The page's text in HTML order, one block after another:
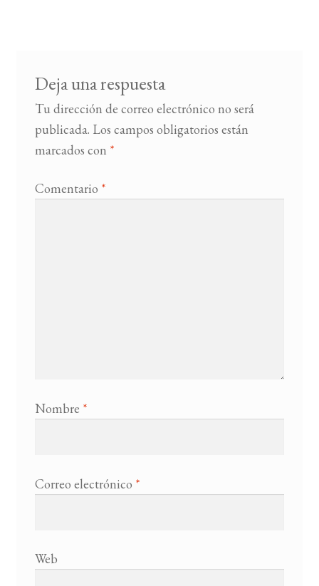
Deja una respuesta
Tu dirección de correo electrónico no será
publicada. Los campos obligatorios están
marcados con *
Comentario *
Nombre *
Correo electrónico *
Web